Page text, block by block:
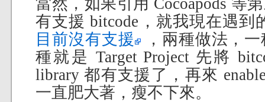
有支援 bitcode，就我現在遇到
目前沒有支援 ，兩種做法，一
種就是 Target Project 先將
library 都有支援了，再來
一直肥大著，瘦不下來。